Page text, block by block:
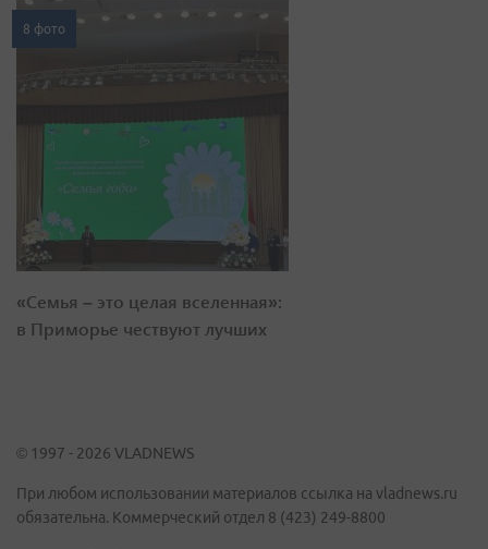
8 фото
«Семья – это целая вселенная»:
в Приморье чествуют лучших
© 1997 - 2026 VLADNEWS
При любом использовании материалов ссылка на vladnews.ru
обязательна. Коммерческий отдел 8 (423) 249-8800